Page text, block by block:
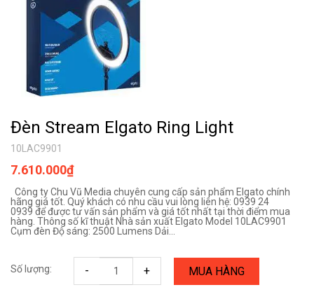
Đèn Stream Elgato Ring Light
10LAC9901
7.610.000₫
Công ty Chu Vũ Media chuyên cung cấp sản phẩm Elgato chính
hãng giá tốt. Quý khách có nhu cầu vui lòng liên hệ: 0939 24
0939 để được tư vấn sản phẩm và giá tốt nhất tại thời điểm mua
hàng. Thông số kĩ thuật Nhà sản xuất Elgato Model 10LAC9901
Cụm đèn Độ sáng: 2500 Lumens Dải...
Số lượng: - + MUA HÀNG